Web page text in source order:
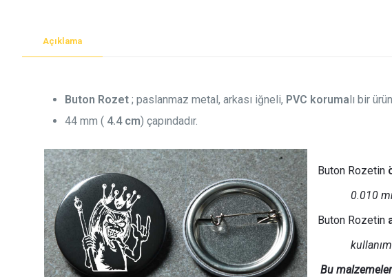
Açıklama
Buton Rozet ; paslanmaz metal, arkası iğneli, PVC korumalı bir
44 mm ( 4.4 cm) çapındadır.
Buton Rozetin
0.010 mm
Buton Rozetin
kullanım
Bu